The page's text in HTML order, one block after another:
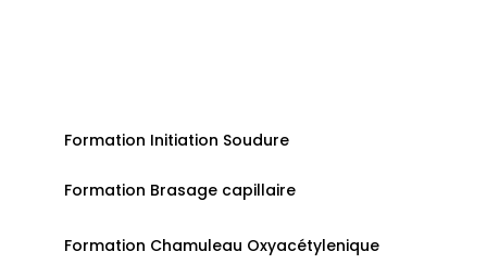
Formation Initiation Soudure
Formation Brasage capillaire
Formation Chamuleau Oxyacétylenique